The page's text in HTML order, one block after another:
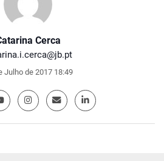
Cerca
Julho de 2017 18:49